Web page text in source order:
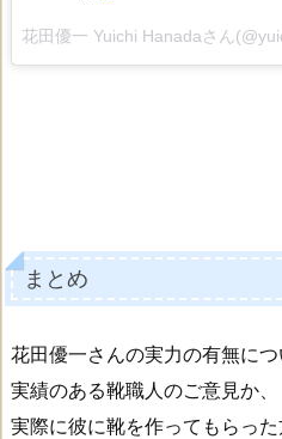
まとめ
花田優一さんの実力の有無に
実績のある靴職人のご意見か、
実際に彼に靴を作ってもらっ